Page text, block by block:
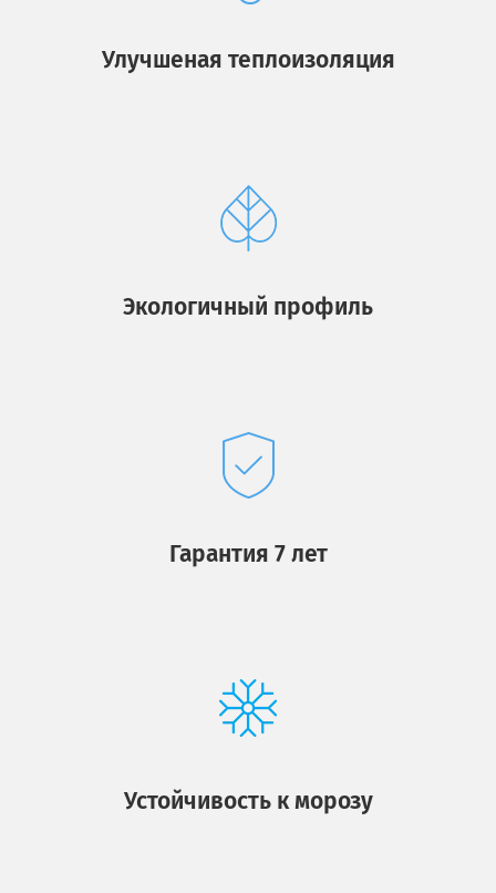
Улучшеная теплоизоляция
Экологичный профиль
Гарантия 7 лет
Устойчивость к морозу